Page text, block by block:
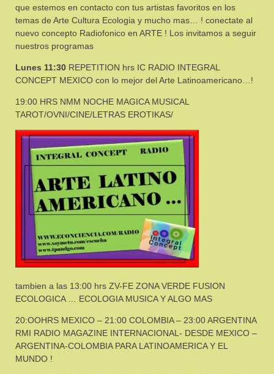
que estemos en contacto con tus artistas favoritos en los
temas de Arte Cultura Ecologia y mucho mas… ! conectate al
nuevo concepto Radiofonico en ARTE ! Los invitamos a seguir
nuestros programas
Lunes 11:30 REPETITION hrs IC RADIO INTEGRAL
CONCEPT MEXICO con lo mejor del Arte Latinoamericano…!
19:00 HRS NMM NOCHE MAGICA MUSICAL
TAROT/OVNI/CINE/LETRAS EROTIKAS/
tambien a las 13:00 hrs ZV-FE ZONA VERDE FUSION
ECOLOGICA … ECOLOGIA MUSICA Y ALGO MAS
20:OOHRS MEXICO – 21:00 COLOMBIA – 23:00 ARGENTINA
RMI RADIO MAGAZINE INTERNACIONAL- DESDE MEXICO –
ARGENTINA-COLOMBIA PARA LATINOAMERICA Y EL
MUNDO !